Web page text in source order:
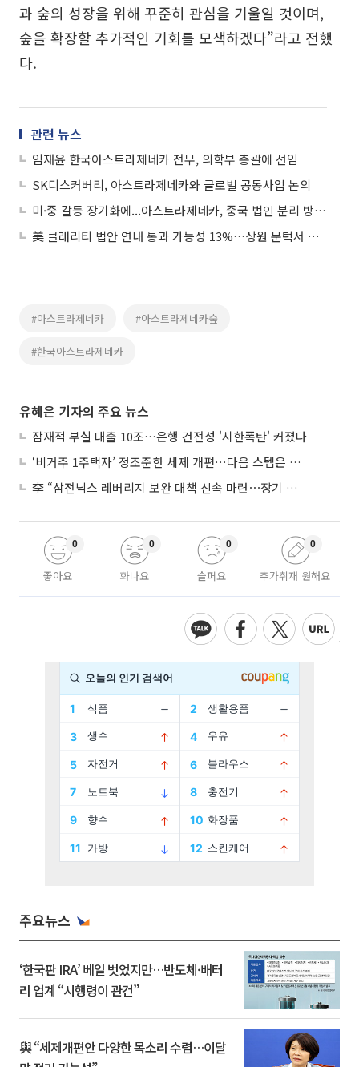
과 숲의 성장을 위해 꾸준히 관심을 기울일 것이며,
숲을 확장할 추가적인 기회를 모색하겠다”라고 전했
다.
관련 뉴스
임재윤 한국아스트라제네카 전무, 의학부 총괄에 선임
SK디스커버리, 아스트라제네카와 글로벌 공동사업 논의
미·중 갈등 장기화에...아스트라제네카, 중국 법인 분리 방안 추진
美 클래리티 법안 연내 통과 가능성 13%…상원 문턱서 제동
#아스트라제네카 #아스트라제네카숲
#한국아스트라제네카
유혜은 기자의 주요 뉴스
잠재적 부실 대출 10조…은행 건전성 '시한폭탄' 커졌다
‘비거주 1주택자’ 정조준한 세제 개편…다음 스텝은 금융 대책
李 “삼전닉스 레버리지 보완 대책 신속 마련⋯장기 채무 과감히 탕감”
좋아요
0
화나요
0
슬퍼요
0
추가취재 원해요
0
주요뉴스
‘한국판 IRA’ 베일 벗었지만…반도체·배터
리 업계 “시행령이 관건”
與 “세제개편안 다양한 목소리 수렴…이달